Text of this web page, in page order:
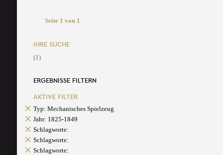
Seite 1 von 1
IHRE SUCHE
(1)
ERGEBNISSE FILTERN
AKTIVE FILTER
Typ: Mechanisches Spielzeug
Jahr: 1825-1849
Schlagworte:
Schlagworte:
Schlagworte: